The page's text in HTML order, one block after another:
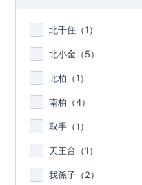
北千住（1）
北小金（5）
北柏（1）
南柏（4）
取手（1）
天王台（1）
我孫子（2）